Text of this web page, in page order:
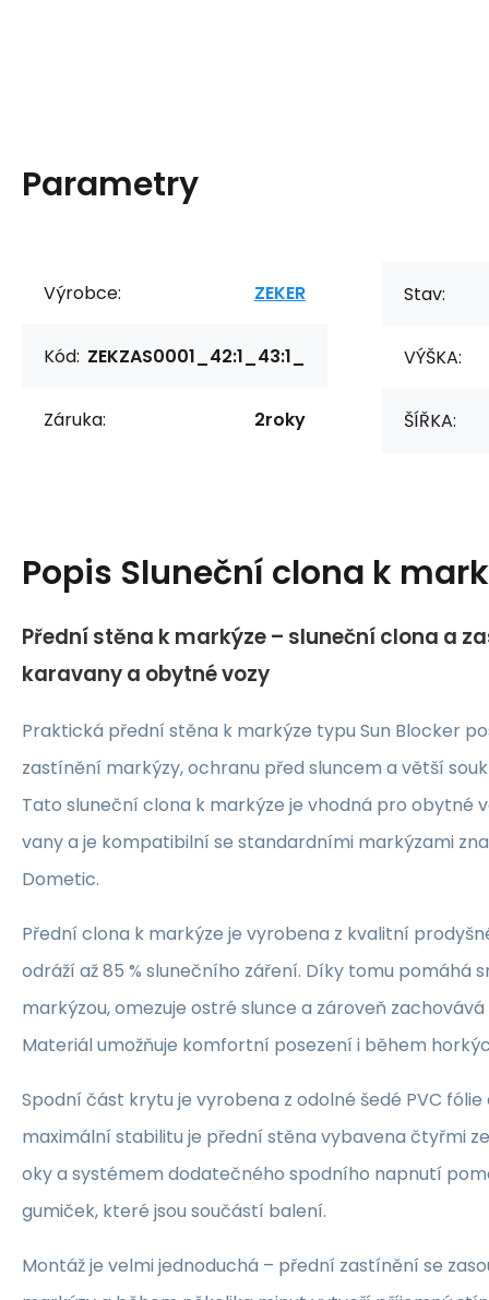
Parametry
Výrobce: ZEKER
Kód: ZEKZAS0001_42:1_43:1_
Záruka: 2roky
Stav:
VÝŠKA:
ŠÍŘKA:
Popis Sluneční clona k
Přední stěna k markýze – sluneční clona a
karavany a obytné vozy
Praktická přední stěna k markýze typu Sun Blocker
zastínění markýzy, ochranu před sluncem a větší
Tato sluneční clona k markýze je vhodná pro obytné
vany a je kompatibilní se standardními markýzami
Dometic.
Přední clona k markýze je vyrobena z kvalitní
odráží až 85 % slunečního záření. Díky tomu pomáhá
markýzou, omezuje ostré slunce a zároveň
Materiál umožňuje komfortní posezení i během
Spodní část krytu je vyrobena z odolné šedé PVC
maximální stabilitu je přední stěna vybavena čtyřmi
oky a systémem dodatečného spodního napnutí
gumiček, které jsou součástí balení.
Montáž je velmi jednoduchá – přední zastínění se